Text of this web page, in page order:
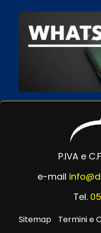
P.IVA e
e-mail
Tel.
Sitemap Termini e